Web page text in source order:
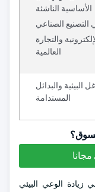
الأساسية الناشئة
التصنيع الصناعي
والتجارة
العالمية
البيئية والبدائل
المستدامة
الوعي البيئي